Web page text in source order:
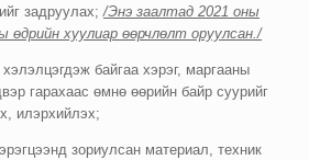
задруулах;/Энэ заалтад 2021 оны
өдрийн хуулиар өөрчлөлт оруулсан./
байгаа хэрэг, маргааны
гарахаас өмнө өөрийн байр суурийг
илэрхийлэх;
зориулсан материал, техник